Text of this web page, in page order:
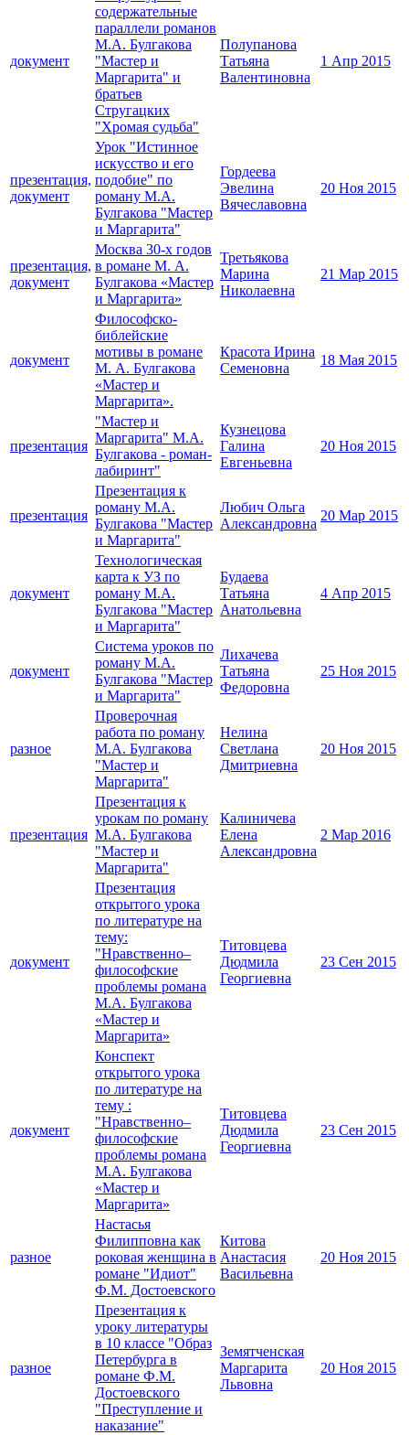
документ
содержательные
параллели романов
М.А. Булгакова
"Мастер и
Маргарита" и
братьев
Стругацких
"Хромая судьба"
Полупанова
Татьяна
Валентиновна
1 Апр 2015
презентация,
документ
Урок "Истинное
искусство и его
подобие" по
роману М.А.
Булгакова "Мастер
и Маргарита"
Гордеева
Эвелина
Вячеславовна
20 Ноя 2015
презентация,
документ
Москва 30-х годов
в романе М. А.
Булгакова «Мастер
и Маргарита»
Третьякова
Марина
Николаевна
21 Мар 2015
документ
Философско-
библейские
мотивы в романе
М. А. Булгакова
«Мастер и
Маргарита».
Красота Ирина
Семеновна
18 Мая 2015
презентация
"Мастер и
Маргарита" М.А.
Булгакова - роман-
лабиринт"
Кузнецова
Галина
Евгеньевна
20 Ноя 2015
презентация
Презентация к
роману М.А.
Булгакова "Мастер
и Маргарита"
Любич Ольга
Александровна
20 Мар 2015
документ
Технологическая
карта к УЗ по
роману М.А.
Булгакова "Мастер
и Маргарита"
Будаева
Татьяна
Анатольевна
4 Апр 2015
документ
Система уроков по
роману М.А.
Булгакова "Мастер
и Маргарита"
Лихачева
Татьяна
Федоровна
25 Ноя 2015
разное
Проверочная
работа по роману
М.А. Булгакова
"Мастер и
Маргарита"
Нелина
Светлана
Дмитриевна
20 Ноя 2015
презентация
Презентация к
урокам по роману
М.А. Булгакова
"Мастер и
Маргарита"
Калиничева
Елена
Александровна
2 Мар 2016
документ
Презентация
открытого урока
по литературе на
тему:
"Нравственно–
философские
проблемы романа
М.А. Булгакова
«Мастер и
Маргарита»
Титовцева
Дюдмила
Георгиевна
23 Сен 2015
документ
Конспект
открытого урока
по литературе на
тему :
"Нравственно–
философские
проблемы романа
М.А. Булгакова
«Мастер и
Маргарита»
Титовцева
Дюдмила
Георгиевна
23 Сен 2015
разное
Настасья
Филипповна как
роковая женщина в
романе "Идиот"
Ф.М. Достоевского
Китова
Анастасия
Васильевна
20 Ноя 2015
разное
Презентация к
уроку литературы
в 10 классе "Образ
Петербурга в
романе Ф.М.
Достоевского
"Преступление и
наказание"
Земятченская
Маргарита
Львовна
20 Ноя 2015